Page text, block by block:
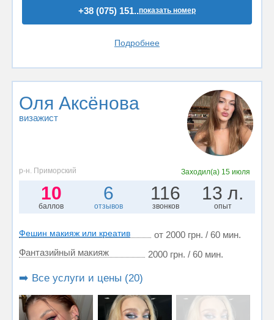
+38 (075) 151..показать номер
Подробнее
Оля Аксёнова
визажист
р-н. Приморский Заходил(а) 15 июля
10
баллов
6
отзывов
116
звонков
13 л.
опыт
Фешин макияж или креатив
от 2000 грн. / 60 мин.
Фантазийный макияж
2000 грн. / 60 мин.
➡️ Все услуги и цены (20)